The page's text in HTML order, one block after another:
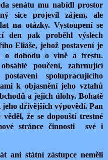
senátu mu nabídl prostor
sice projevil zájem, ale
na otázky. Vystoupení se
den pak proběhl výslech
Eliáše, jehož postavení je
o dohodu o vině a trestu.
poučení, zahrnující
spolupracujícího
k objasnění jeho vztahů
a jejich úlohy. Bohatě
dřívějších výpovědí. Pan
že se dopouští trestné
stránce činnosti
své i
ani státní zástupce neměli